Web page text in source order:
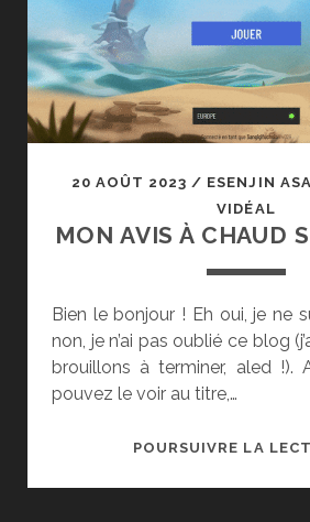
20 AOÛT 2023 / ESENJIN
VIDÉAL
MON AVIS À CHAUD
Bien le bonjour ! Eh oui, je ne
non, je n’ai pas oublié ce blog
brouillons à terminer, aled !).
pouvez le voir au titre,…
POURSUIVRE LA